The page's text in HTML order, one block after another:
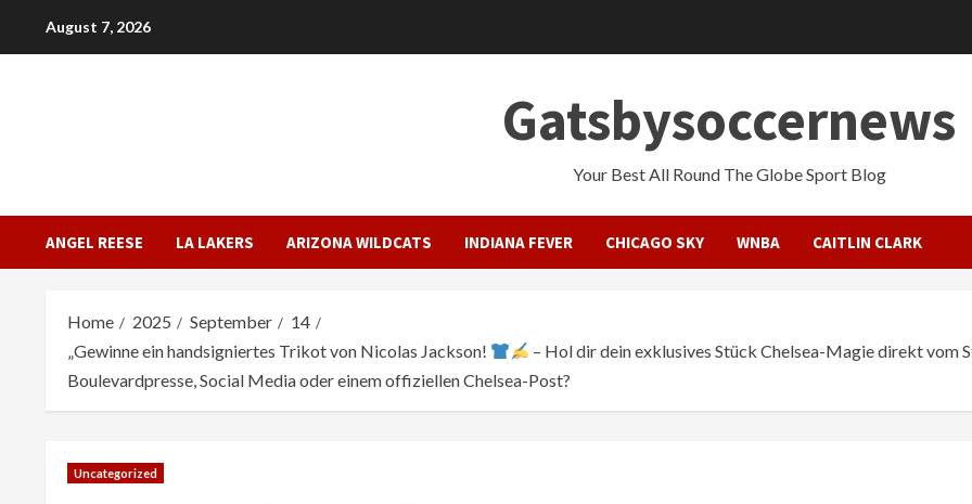
August 7, 2026
Gatsbysoccernews
Your Best All Round The Globe Sport Blog
ANGEL REESE LA LAKERS ARIZONA WILDCATS INDIANA FEVER CHICAGO SKY WNBA CAITLIN CLARK
Home 2025 September
14
„Gewinne ein handsigniertes Trikot von Nicolas Jackson!
– Hol dir dein exklusives Stück Chelsea-Magie direkt vom
Boulevardpresse, Social Media oder einem offiziellen Chelsea-Post?
Uncategorized